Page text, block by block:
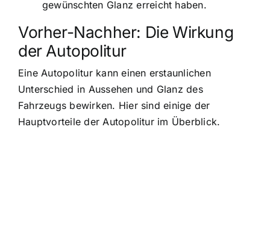
gewünschten Glanz erreicht haben.
Vorher-Nachher: Die Wirkung
der Autopolitur
Eine Autopolitur kann einen erstaunlichen
Unterschied in Aussehen und Glanz des
Fahrzeugs bewirken. Hier sind einige der
Hauptvorteile der Autopolitur im Überblick.